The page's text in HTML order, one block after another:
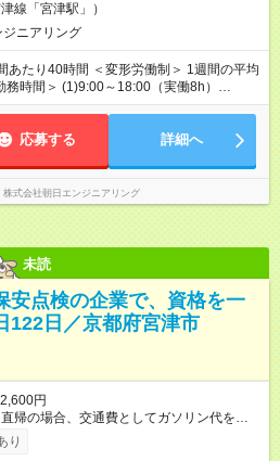
線「宮津駅」）
ニアリング
あたり40時間 ＜変形労働制＞ 1週間の平均
8h） ※上記(1)(2)のシフト制
労働時間40時間 ＜勤務時間＞
のシフト制 ※(2)勤務の翌日は明休⇒公休
応募する 詳細へ
株式会社朝日エンジニアリング
未読
安点検の企業で、資格を一
122日／京都府宮津市
円
帰の場合、交通費としてガソリン代を支給
時と同じです。
り